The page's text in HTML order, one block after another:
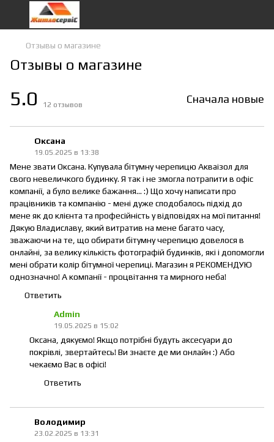
Отзывы о магазине
Отзывы о магазине
5.0 12 отзывов Сначала новые
Оксана
19.05.2025 в 13:38
Мене звати Оксана. Купувала бітумну черепицю Акваізол для
свого невеличкого будинку. Я так і не змогла потрапити в офіс
компанії, а було велике бажання... :) Що хочу написати про
працівників та компанію - мені дуже сподобалось підхід до
мене як до клієнта та професійність у відповідях на мої питання!
Дякую Владиславу, який витратив на мене багато часу,
зважаючи на те, що обирати бітумну черепицю довелося в
онлайні, за велику кількість фотографій будинків, які і допомогли
мені обрати колір бітумної черепиці. Магазин я РЕКОМЕНДУЮ
однозначно! А компанії - процвітання та мирного неба!
Ответить
Admin
19.05.2025 в 15:02
Оксана, дякуємо! Якщо потрібні будуть аксесуари до
покрівлі, звертайтесь! Ви знаєте де ми онлайн :) Або
чекаємо Вас в офісі!
Ответить
Володимир
23.02.2025 в 13:31